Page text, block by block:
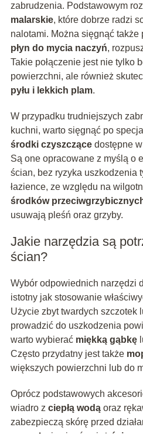
zabrudzenia. Podstawowym
malarskie, które dobrze radzi
nalotami. Można sięgnąć także
płyn do mycia naczyń,
Takie połączenie jest nie tylko
powierzchni, ale również
pyłu i lekkich plam.
W przypadku trudniejszych
kuchni, warto sięgnąć po
środki czyszczącedostępne
Są one opracowane z myślą o
ścian, bez ryzyka uszkodzenia
łazience, ze względu na
środków
usuwają pleśń oraz grzyby.
Jakie narzędzia są
ścian?
Wybór odpowiednich narzędzi
istotny jak stosowanie
Użycie zbyt twardych szczotek
prowadzić do uszkodzenia
warto wybierać miękką gąbkę
Często przydatny jest także
większych powierzchni lub do
Oprócz podstawowych
wiadro z ciepłą wodąoraz
zabezpieczą skórę przed